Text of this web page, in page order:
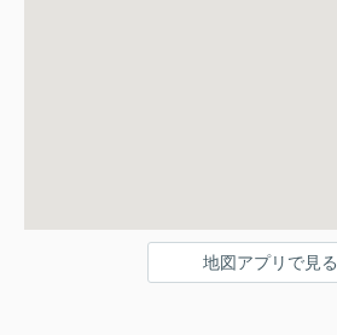
地図アプリで見る